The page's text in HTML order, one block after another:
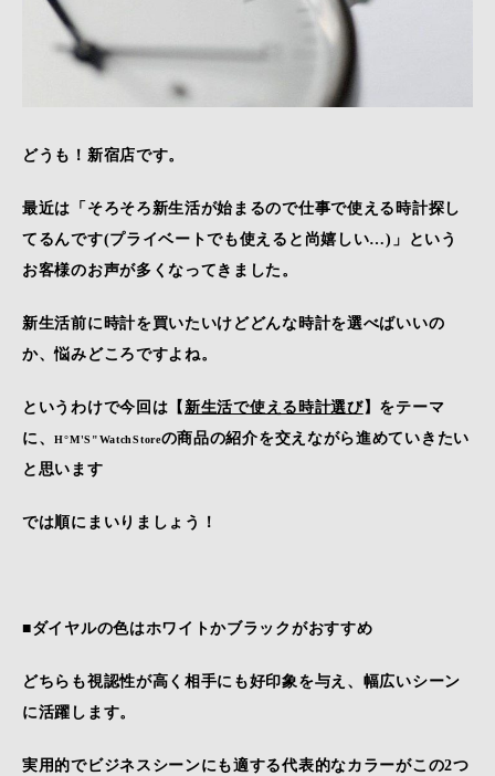
どうも！新宿店です。
最近は「そろそろ新生活が始まるので仕事で使える時計探し
てるんです(プライベートでも使えると尚嬉しい…)」という
お客様のお声が多くなってきました。
新生活前に時計を買いたいけどどんな時計を選べばいいの
か、悩みどころですよね。
というわけで今回は【 新生活で使える時計選び】をテーマ
に、H°M'S"WatchStoreの商品の紹介を交えながら進めていきたい
と思います
では順にまいりましょう！
■ダイヤルの色はホワイトかブラックがおすすめ
どちらも視認性が高く相手にも好印象を与え、幅広いシーン
に活躍します。
実用的でビジネスシーンにも適する代表的なカラーがこの2つ